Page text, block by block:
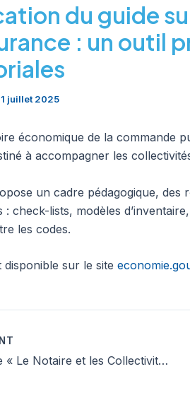
du guide
: un outil
juillet 2025
économique de la commande
à accompagner les
un cadre pédagogique,
: check-lists, modèles
les codes.
disponible sur le site
Conférence « Le Notaire et les Collectivités territoriales »